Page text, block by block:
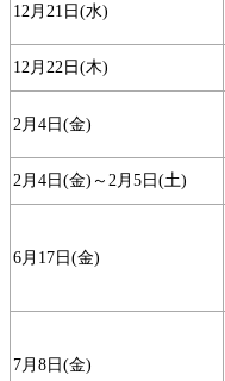
12月21日(水)
12月22日(木)
2月4日(金)
2月4日(金)～2月5日(土)
6月17日(金)
7月8日(金)